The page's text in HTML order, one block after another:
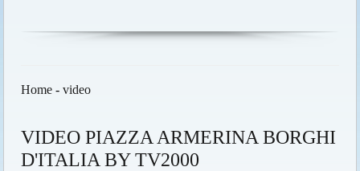
Home -video
VIDEO PIAZZA ARMERINA BORGHI
D'ITALIA BY TV2000